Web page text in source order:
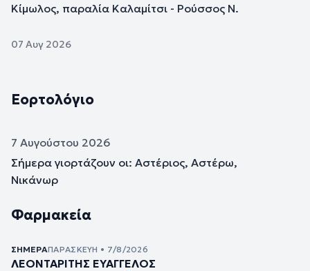
Κίμωλος, παραλία Καλαμίτσι - Ρούσσος Ν.
07 Αυγ 2026
Εορτολόγιο
7 Αυγούστου 2026
Σήμερα γιορτάζουν οι: Αστέριος, Αστέρω,
Νικάνωρ
Φαρμακεία
ΣΉΜΕΡΑΠΑΡΑΣΚΕΥΉ • 7/8/2026
ΛΕΟΝΤΑΡΙΤΗΣ ΕΥΑΓΓΕΛΟΣ